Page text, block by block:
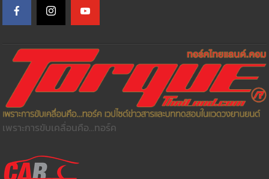
เพราะการขับเคลื่อนคือ...ทอร์ค